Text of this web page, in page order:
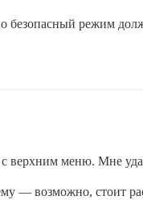
безопасный режим
верхним меню. Мне
— возможно, стоит